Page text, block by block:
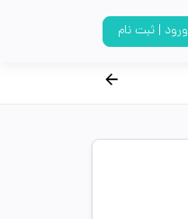
ورود | ثبت نام